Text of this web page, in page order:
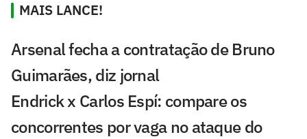
MAIS LANCE!
Arsenal fecha a contratação de Bruno
Guimarães, diz jornal
Endrick x Carlos Espí: compare os
concorrentes por vaga no ataque do